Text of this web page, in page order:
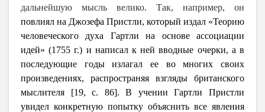
дальнейшую мысль велико. Так, например, он
повлиял на Джозефа Пристли, который издал «Теорию
человеческого духа Гартли на основе ассоциации
идей» (1755 г.) и написал к ней вводные очерки, а в
последующие годы излагал ее во многих своих
произведениях, распространяя взгляды британского
мыслителя [19, с. 86]. В учении Гартли Пристли
увидел конкретную попытку объяснить все явления